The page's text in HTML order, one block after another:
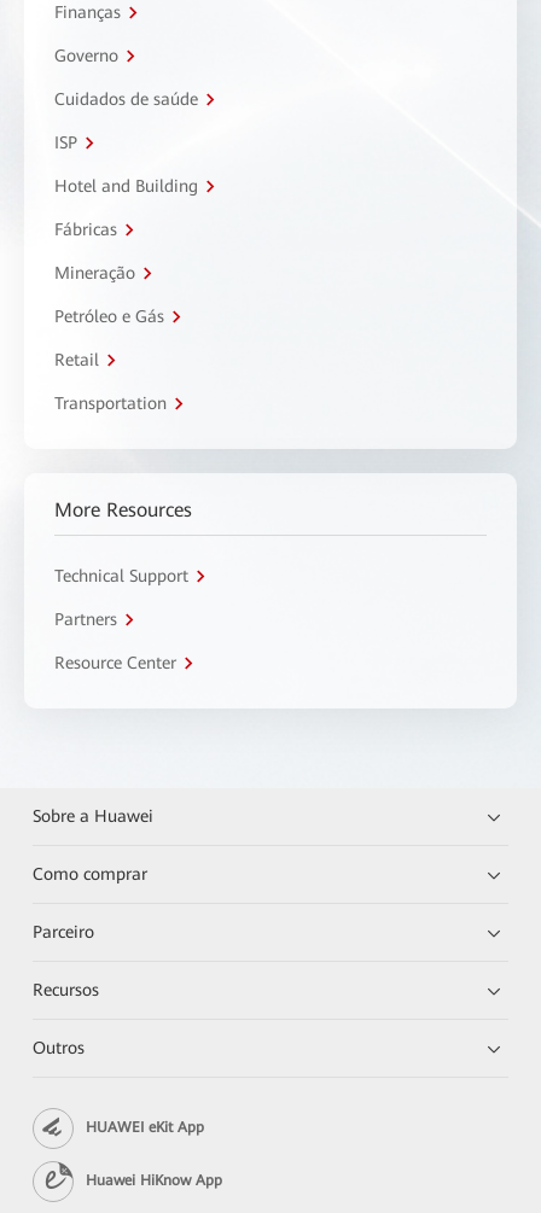
Finanças
Governo
Cuidados de saúde
ISP
Hotel and Building
Fábricas
Mineração
Petróleo e Gás
Retail
Transportation
More Resources
Technical Support
Partners
Resource Center
Sobre a Huawei
Como comprar
Parceiro
Recursos
Outros
HUAWEI eKit App
Huawei HiKnow App